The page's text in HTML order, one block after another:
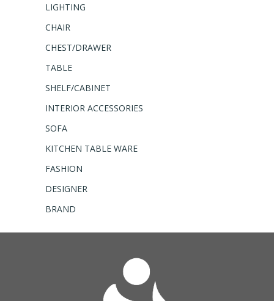
LIGHTING
CHAIR
CHEST/DRAWER
TABLE
SHELF/CABINET
INTERIOR ACCESSORIES
SOFA
KITCHEN TABLE WARE
FASHION
DESIGNER
BRAND